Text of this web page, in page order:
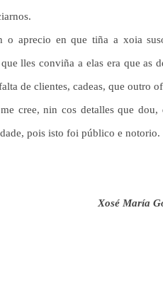
o aprecio en que tiña a xoia
lles conviña a elas era que as
de clientes, cadeas, que outro
cree, nin cos detalles que
pois isto foi público e notorio.
Xosé María